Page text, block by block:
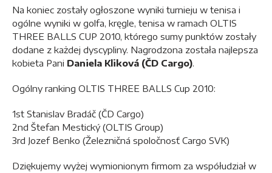
Na koniec zostały ogłoszone wyniki turnieju w tenisa i
ogólne wyniki w golfa, kręgle, tenisa w ramach OLTIS
THREE BALLS CUP 2010, którego sumy punktów zostały
dodane z każdej dyscypliny. Nagrodzona została najlepsza
kobieta Pani Daniela Kliková (ČD Cargo).
Ogólny ranking OLTIS THREE BALLS Cup 2010:
1st Stanislav Bradáč (ČD Cargo)
2nd Štefan Mestický (OLTIS Group)
3rd Jozef Benko (Železničná spoločnosť Cargo SVK)
Dziękujemy wyżej wymionionym firmom za współudział w